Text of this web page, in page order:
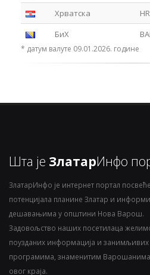
Хрватска
БиХ
* датум валуте 09.01.2026. године
Шта је ЗлатарИнфо
ЗлатарИнфо је интернет портал
потенцијала планине Златар и
дешавањима у општини Нова Варош.
Задовољство наших посетилаца
поузданих информација и занимљивих
програмима, знаменитим Варошанима
овог краја.